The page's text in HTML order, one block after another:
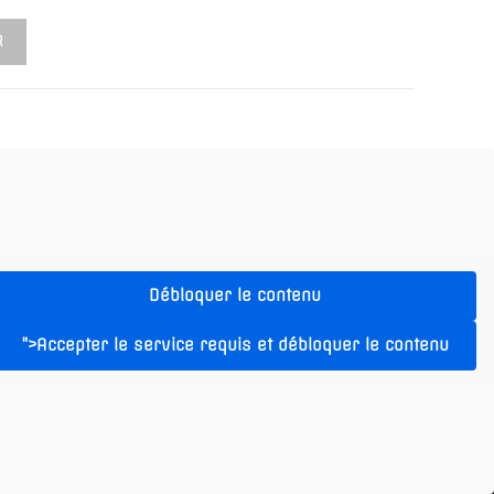
Débloquer le contenu
">Accepter le service requis et débloquer le contenu